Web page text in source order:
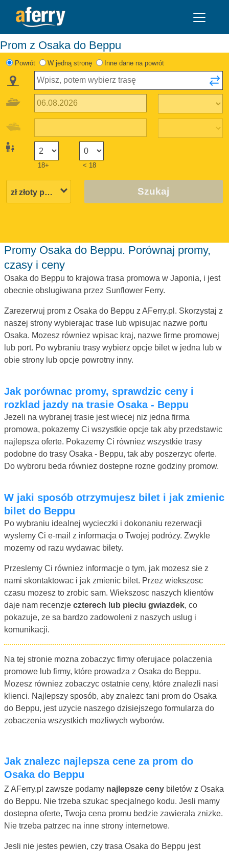
Prom z Osaka do Beppu
Powrót W jedną stronę Inne dane na powrót
18+ < 18
Szukaj
Promy Osaka do Beppu. Porównaj promy,
czasy i ceny
Osaka do Beppu to krajowa trasa promowa w Japonia, i jest
obecnie obslugiwana przez Sunflower Ferry.
Zarezerwuj prom z Osaka do Beppu z AFerry.pl. Skorzystaj z
naszej strony wybierajac trase lub wpisujac nazwe portu
Osaka. Mozesz równiez wpisac kraj, nazwe firme promowej
lub port. Po wybraniu trasy wybierz opcje bilet w jedna lub w
obie strony lub opcje powrotny inny.
Jak porównac promy, sprawdzic ceny i
rozklad jazdy na trasie Osaka - Beppu
Jezeli na wybranej trasie jest wiecej niz jedna firma
promowa, pokazemy Ci wszystkie opcje tak aby przedstawic
najlepsza oferte. Pokazemy Ci równiez wszystkie trasy
podobne do trasy Osaka - Beppu, tak aby poszerzyc oferte.
Do wybroru beda równiez dostepne rozne godziny promow.
W jaki sposób otrzymujesz bilet i jak zmienic
bilet do Beppu
Po wybraniu idealnej wycieczki i dokonaniu rezerwacji
wyslemy Ci e-mail z informacja o Twojej podrózy. Zwykle
mozemy od razu wydawac bilety.
Przeslemy Ci równiez informacje o tym, jak mozesz sie z
nami skontaktowac i jak zmienic bilet. Przez wiekszosc
czasu mozesz to zrobic sam. Wiekszosc naszych klientów
daje nam recenzje czterech lub pieciu gwiazdek, co
pokazuje, ze sa bardzo zadowoleni z naszych uslug i
komunikacji.
Na tej stronie mozna zobaczyc firmy oferujace polaczenia
promowe lub firmy, które prowadza z Osaka do Beppu.
Mozesz równiez zobaczyc ostatnie ceny, które znalezli nasi
klienci. Najlepszy sposób, aby znalezc tani prom do Osaka
do Beppu, jest uzycie naszego dzisiejszego formularza do
zobaczenia wszystkich mozliwych wyborów.
Jak znalezc najlepsza cene za prom do
Osaka do Beppu
Z AFerry.pl zawsze podamy najlepsze ceny biletów z Osaka
do Beppu. Nie trzeba szukac specjalnego kodu. Jesli mamy
dostepna oferte, Twoja cena promu bedzie zawierala znizke.
Nie trzeba patrzec na inne strony internetowe.
Jesli nie jestes pewien, czy trasa Osaka do Beppu jest